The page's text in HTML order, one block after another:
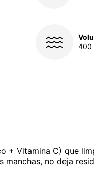
400
+ Vitamina C) que
manchas, no deja